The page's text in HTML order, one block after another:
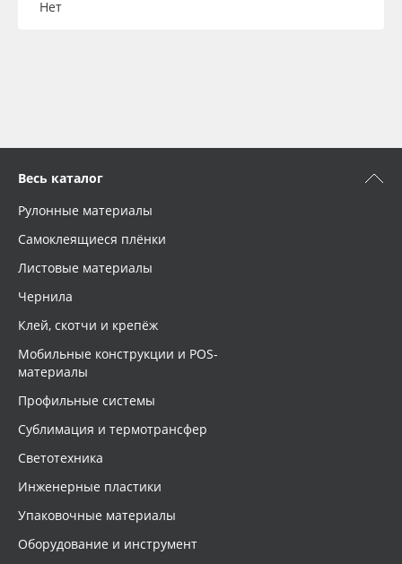
Нет
Весь каталог
Рулонные материалы
Самоклеящиеся плёнки
Листовые материалы
Чернила
Клей, скотчи и крепёж
Мобильные конструкции и POS-
материалы
Профильные системы
Сублимация и термотрансфер
Светотехника
Инженерные пластики
Упаковочные материалы
Оборудование и инструмент